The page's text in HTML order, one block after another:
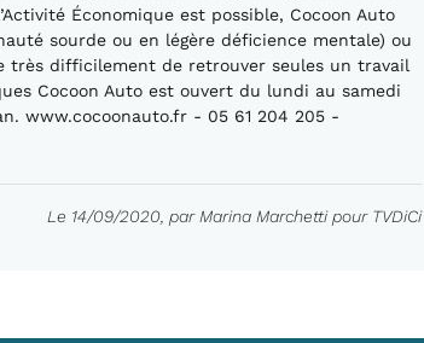
Économique est possible, Cocoon Auto
sourde ou en légère déficience mentale) ou
difficilement de retrouver seules un travail
Cocoon Auto est ouvert du lundi au samedi
www.cocoonauto.fr - 05 61 204 205 -
Le 14/09/2020, par Marina Marchetti pour TVDiCi